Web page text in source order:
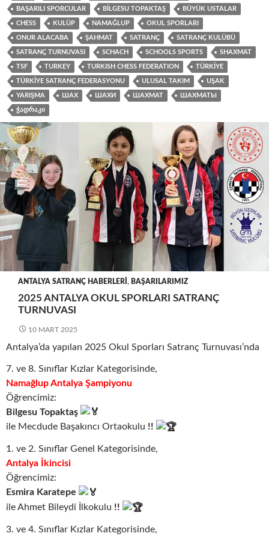
BAŞARILI SPORCULAR BILGESU TOPAKTAŞ BÜYÜK USTALAR
CHESS KULÜP NAMAĞLUP OKUL SPORLARI
ONUR ALACABA ŞAHMAT SATRANÇ SATRANÇ KULÜBÜ
SATRANÇ TURNUVASI SCHACH SCHOOLS SPORTS SHAXMAT
TSF TURKEY TURKISH CHESS FEDERATION TÜRKIYE
TÜRKIYE SATRANÇ FEDERASYONU ULUSAL TAKIM UŞAK
YARIŞMA ШАХ ШАХИ ШАХМАТ ШАХМАТЫ
ᲭᲐᲓᲠᲐᲙᲘ
ANTALYA SATRANÇ HABERLERI , BAŞARILARIMIZ
2025 ANTALYA OKUL SPORLARI SATRANÇ
TURNUVASI
10 MART 2025
Antalya’da yapılan 2025 Okul Sporları Satranç Turnuvası’nda
7. ve 8. Sınıflar Kızlar Kategorisinde,
Namağlup Antalya Şampiyonu
Öğrencimiz:
Bilgesu Topaktaş
ile Mecdude Başakıncı Ortaokulu !!
1. ve 2. Sınıflar Genel Kategorisinde,
Antalya İkincisi
Öğrencimiz:
Esmira Karatepe
ile Ahmet Bileydi İlkokulu !!
3. ve 4. Sınıflar Kızlar Kategorisinde,